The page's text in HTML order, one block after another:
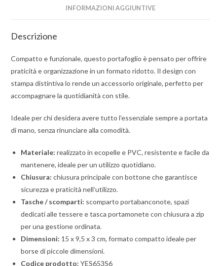
INFORMAZIONI AGGIUNTIVE
Descrizione
Compatto e funzionale, questo portafoglio è pensato per offrire
praticità e organizzazione in un formato ridotto. Il design con
stampa distintiva lo rende un accessorio originale, perfetto per
accompagnare la quotidianità con stile.
Ideale per chi desidera avere tutto l’essenziale sempre a portata
di mano, senza rinunciare alla comodità.
Materiale: realizzato in ecopelle e PVC, resistente e facile da
mantenere, ideale per un utilizzo quotidiano.
Chiusura: chiusura principale con bottone che garantisce
sicurezza e praticità nell’utilizzo.
Tasche / scomparti: scomparto portabanconote, spazi
dedicati alle tessere e tasca portamonete con chiusura a zip
per una gestione ordinata.
Dimensioni: 15 x 9,5 x 3 cm, formato compatto ideale per
borse di piccole dimensioni.
Codice prodotto: YES653S6